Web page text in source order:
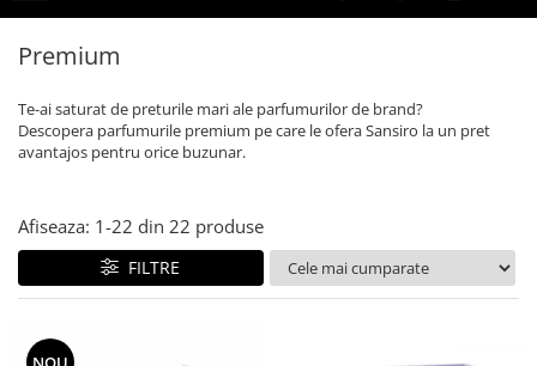
FORMAT TRAVEL
FINE MIST
Premium
Te-ai saturat de preturile mari ale parfumurilor de brand?
Descopera parfumurile premium pe care le ofera Sansiro la un pret
avantajos pentru orice buzunar.
Afiseaza: 1-22 din 22 produse
FILTRE